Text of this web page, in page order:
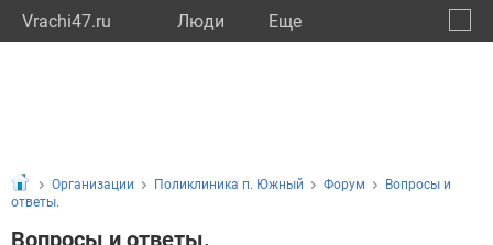
Vrachi47.ru Люди Eще
Организации Поликлиника п. Южный Форум
Вопросы и
ответы.
Вопросы и ответы.